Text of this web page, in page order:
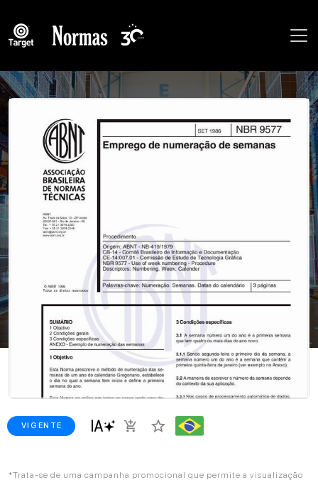
VIGENTE add_shopping_cart star_border
*Trata-se de uma campanha promocional que permite a visualização